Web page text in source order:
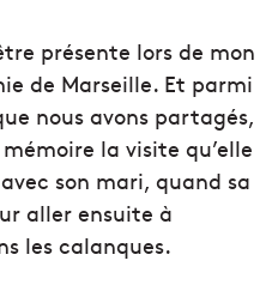
présente lors de mon
de Marseille. Et parmi
nous avons partagés,
la visite qu’elle
son mari, quand sa
aller ensuite à
les calanques.